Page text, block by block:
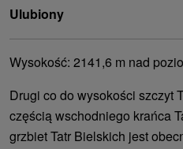
Ulubiony
Wysokość: 2141,6 m nad
Drugi co do wysokości szczyt
częścią wschodniego krańca
grzbiet Tatr Bielskich jest